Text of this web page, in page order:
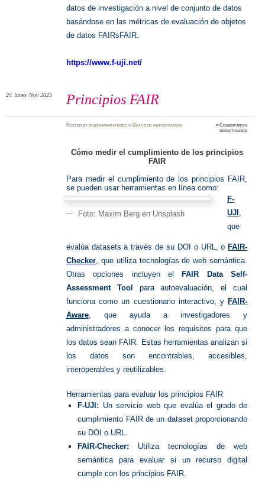
datos de investigación a nivel de conjunto de datos
basándose en las métricas de evaluación de objetos
de datos FAIRsFAIR.
https://www.f-uji.net/
Principios FAIR
24 lunes Nov 2025
Postedbyclarisamariaperez in Datos de investigación ≈Comentarios
desactivadosen
Cómo medir el cumplimiento de los principios
FAIR
Para medir el cumplimiento de los principios FAIR,
se pueden usar herramientas en línea como:
Foto: Maxim Berg en Unsplash
F-
UJI ,
que
evalúa datasets a través de su DOI o URL, o FAIR-
Checker, que utiliza tecnologías de web semántica.
Otras opciones incluyen el
FAIR Data Self-
Assessment Tool
para autoevaluación, el cual
funciona como un cuestionario interactivo, y FAIR-
Aware, que ayuda a investigadores y
administradores a conocer los requisitos para que
los datos sean FAIR. Estas herramientas analizan si
los datos son encontrables, accesibles,
interoperables y reutilizables.
Herramientas para evaluar los principios FAIR
F-UJI: Un servicio web que evalúa el grado de
cumplimiento FAIR de un dataset proporcionando
su DOI o URL.
FAIR-Checker: Utiliza tecnologías de web
semántica para evaluar si un recurso digital
cumple con los principios FAIR.